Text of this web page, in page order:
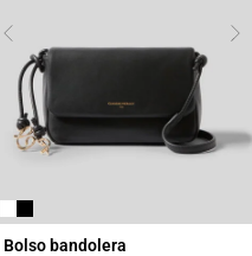
Bolso bandolera